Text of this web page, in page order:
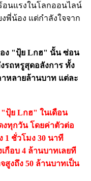
อนแรงในโลกออนไลน์
พี่น้อง แต่กำลังใจจาก
อง "ปุ้ย Lกฮ" นั้น ซ่อน
รถหรูสุดอลังการ ทั้ง
หลายล้านบาท แต่ละ
"ปุ้ย Lกฮ" ในเดือน
ทุกวัน โดยค่าตัวต่อ
1 ชั่วโมง 30 นาที
กือบ 4 ล้านบาทเลยที
สูงถึง 50 ล้านบาทเป็น